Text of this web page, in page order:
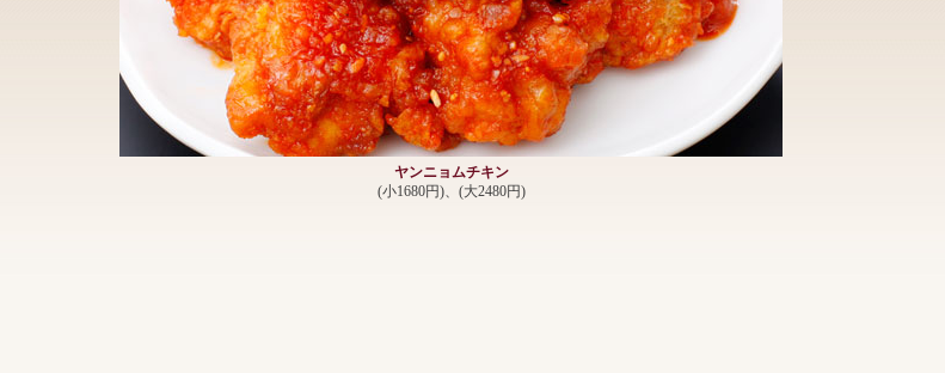
ヤンニョムチキン
(小1680円)、(大2480円)